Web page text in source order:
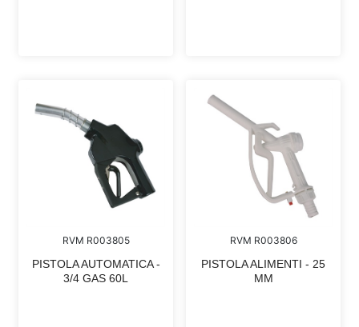
RVM R003805
PISTOLA AUTOMATICA -
3/4 GAS 60L
RVM R003806
PISTOLA ALIMENTI - 25
MM